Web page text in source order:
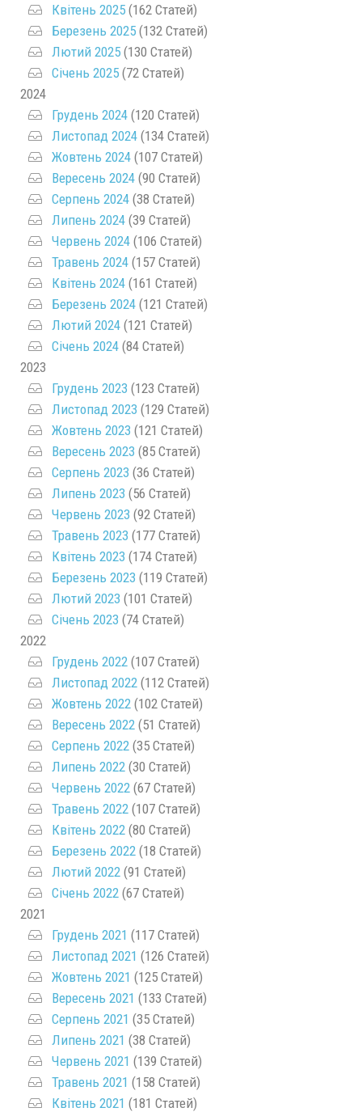
Квітень 2025 (162 Статей)
Березень 2025 (132 Статей)
Лютий 2025 (130 Статей)
Січень 2025 (72 Статей)
2024
Грудень 2024 (120 Статей)
Листопад 2024 (134 Статей)
Жовтень 2024 (107 Статей)
Вересень 2024 (90 Статей)
Серпень 2024 (38 Статей)
Липень 2024 (39 Статей)
Червень 2024 (106 Статей)
Травень 2024 (157 Статей)
Квітень 2024 (161 Статей)
Березень 2024 (121 Статей)
Лютий 2024 (121 Статей)
Січень 2024 (84 Статей)
2023
Грудень 2023 (123 Статей)
Листопад 2023 (129 Статей)
Жовтень 2023 (121 Статей)
Вересень 2023 (85 Статей)
Серпень 2023 (36 Статей)
Липень 2023 (56 Статей)
Червень 2023 (92 Статей)
Травень 2023 (177 Статей)
Квітень 2023 (174 Статей)
Березень 2023 (119 Статей)
Лютий 2023 (101 Статей)
Січень 2023 (74 Статей)
2022
Грудень 2022 (107 Статей)
Листопад 2022 (112 Статей)
Жовтень 2022 (102 Статей)
Вересень 2022 (51 Статей)
Серпень 2022 (35 Статей)
Липень 2022 (30 Статей)
Червень 2022 (67 Статей)
Травень 2022 (107 Статей)
Квітень 2022 (80 Статей)
Березень 2022 (18 Статей)
Лютий 2022 (91 Статей)
Січень 2022 (67 Статей)
2021
Грудень 2021 (117 Статей)
Листопад 2021 (126 Статей)
Жовтень 2021 (125 Статей)
Вересень 2021 (133 Статей)
Серпень 2021 (35 Статей)
Липень 2021 (38 Статей)
Червень 2021 (139 Статей)
Травень 2021 (158 Статей)
Квітень 2021 (181 Статей)